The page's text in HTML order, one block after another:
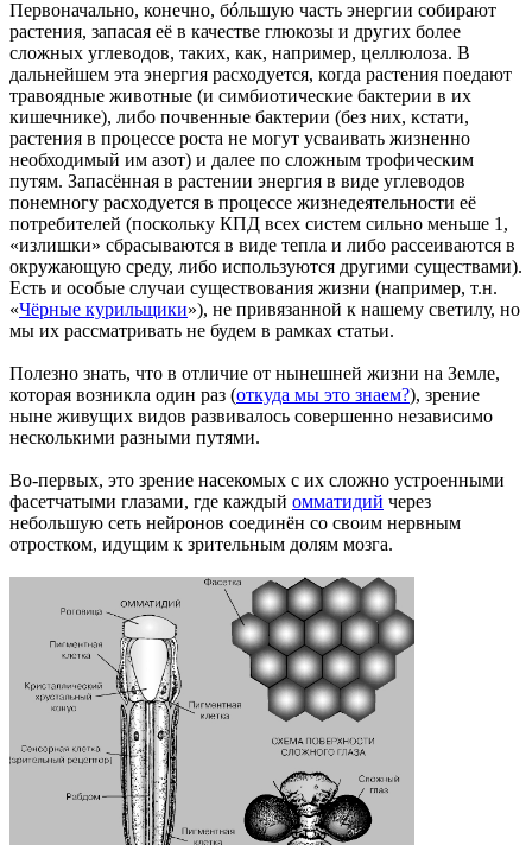
Первоначально, конечно, бóльшую часть энергии собирают
растения, запасая её в качестве глюкозы и других более
сложных углеводов, таких, как, например, целлюлоза. В
дальнейшем эта энергия расходуется, когда растения поедают
травоядные животные (и симбиотические бактерии в их
кишечнике), либо почвенные бактерии (без них, кстати,
растения в процессе роста не могут усваивать жизненно
необходимый им азот) и далее по сложным трофическим
путям. Запасённая в растении энергия в виде углеводов
понемногу расходуется в процессе жизнедеятельности её
потребителей (поскольку КПД всех систем сильно меньше 1,
«излишки» сбрасываются в виде тепла и либо рассеиваются в
окружающую среду, либо используются другими существами).
Есть и особые случаи существования жизни (например, т.н.
«Чёрные курильщики»), не привязанной к нашему светилу, но
мы их рассматривать не будем в рамках статьи.
Полезно знать, что в отличие от нынешней жизни на Земле,
которая возникла один раз (откуда мы это знаем?), зрение
ныне живущих видов развивалось совершенно независимо
несколькими разными путями.
Во-первых, это зрение насекомых с их сложно устроенными
фасетчатыми глазами, где каждый омматидий через
небольшую сеть нейронов соединён со своим нервным
отростком, идущим к зрительным долям мозга.